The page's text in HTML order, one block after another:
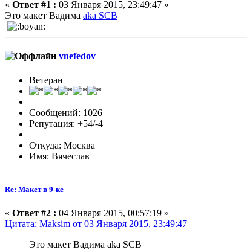
« Ответ #1 : 03 Января 2015, 23:49:47 »
Это макет Вадима aka SCB
vnefedov
Ветеран
Сообщений: 1026
Репутация: +54/-4
Откуда: Москва
Имя: Вячеслав
Re: Макет в 9-ке
« Ответ #2 : 04 Января 2015, 00:57:19 »
Цитата: Maksim от 03 Января 2015, 23:49:47
Это макет Вадима aka SCB